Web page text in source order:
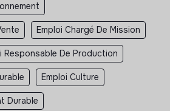
Emploi Chargé De Mission
Responsable De Production
Emploi Culture
Durable